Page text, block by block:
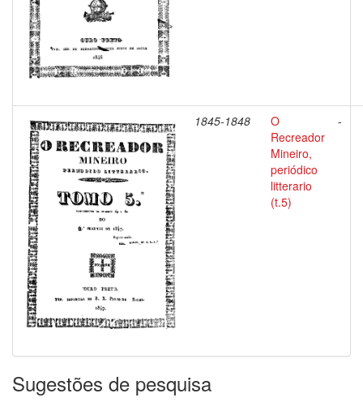
1845-1848
O
Recreador
Mineiro,
periódico
litterario
(t.5)
-
Sugestões de pesquisa